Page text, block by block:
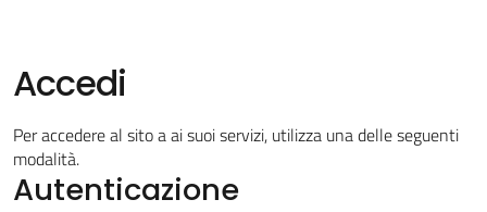
Servizi
Vivere
Mordano
Accedi
Per accedere al sito a ai suoi servizi, utilizza una delle seguenti
modalità.
Autenticazione